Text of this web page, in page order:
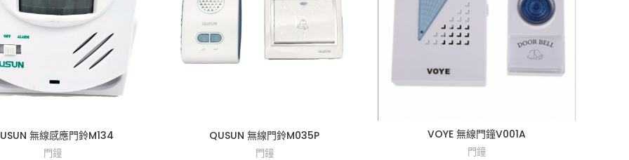
無線感應門鈴M134
門鐘
QUSUN 無線門鈴M035P
門鐘
VOYE 無線門鐘V001A
門鐘